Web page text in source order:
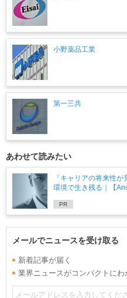
小野薬品工業
第一三共
あわせて読みたい
「キャリアの将来性
環境で生き残る｜【
PR
メールでニュースを受け取る
新着記事が届く
業界ニュースがコンパクトにわ